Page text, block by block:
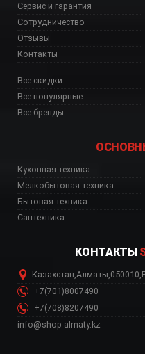
Сервис и гарантия
Сотрудничество
Отзывы
Контакты
Все скидки
Все популярные
Все бренды
Кухонная техника
Мелкобытовая техника
Бытовая техника
Сантехника
КОНТАКТЫ
Казахстан,Алматы,050010,
+7(701)8007490
+7(708)8207490
info@shop-almaty.kz